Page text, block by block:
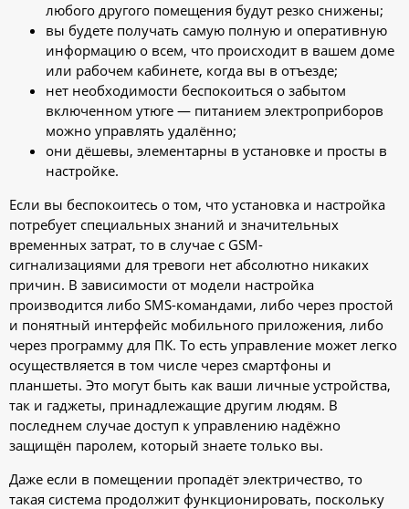
любого другого помещения будут резко снижены;
вы будете получать самую полную и оперативную
информацию о всем, что происходит в вашем доме
или рабочем кабинете, когда вы в отъезде;
нет необходимости беспокоиться о забытом
включенном утюге — питанием электроприборов
можно управлять удалённо;
они дёшевы, элементарны в установке и просты в
настройке.
Если вы беспокоитесь о том, что установка и настройка
потребует специальных знаний и значительных
временных затрат, то в случае с GSM-
сигнализациями для тревоги нет абсолютно никаких
причин. В зависимости от модели настройка
производится либо SMS-командами, либо через простой
и понятный интерфейс мобильного приложения, либо
через программу для ПК. То есть управление может легко
осуществляется в том числе через смартфоны и
планшеты. Это могут быть как ваши личные устройства,
так и гаджеты, принадлежащие другим людям. В
последнем случае доступ к управлению надёжно
защищён паролем, который знаете только вы.
Даже если в помещении пропадёт электричество, то
такая система продолжит функционировать, поскольку